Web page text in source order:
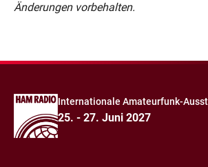
Änderungen vorbehalten.
Internationale Amateurfunk-
25. - 27. Juni 2027